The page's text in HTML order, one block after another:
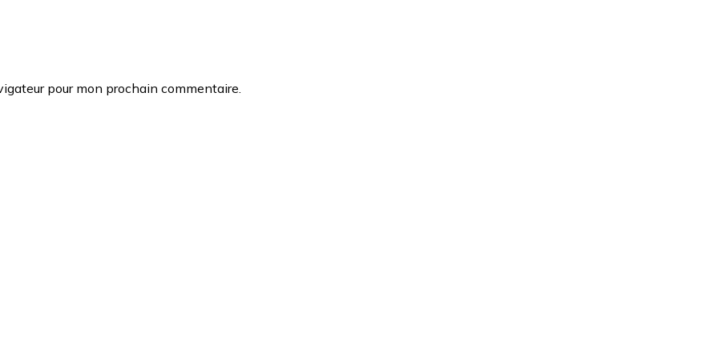
pour mon prochain commentaire.